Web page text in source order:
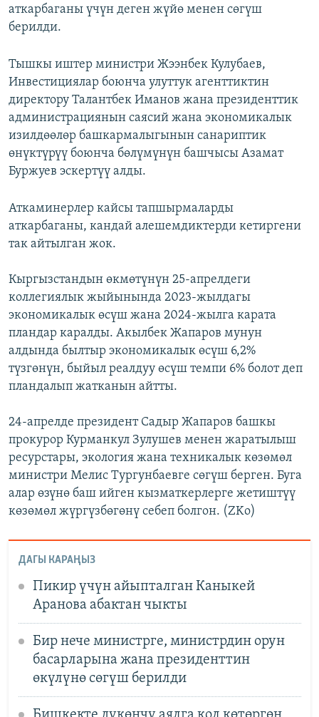
аткарбаганы үчүн деген жүйө менен сөгүш
берилди.
Тышкы иштер министри Жээнбек Кулубаев,
Инвестициялар боюнча улуттук агенттиктин
директору Талантбек Иманов жана президенттик
администрациянын саясий жана экономикалык
изилдөөлөр башкармалыгынын санариптик
өнүктүрүү боюнча бөлүмүнүн башчысы Азамат
Буржуев эскертүү алды.
Аткаминерлер кайсы тапшырмаларды
аткарбаганы, кандай алешемдиктерди кетиргени
так айтылган жок.
Кыргызстандын өкмөтүнүн 25-апрелдеги
коллегиялык жыйынында 2023-жылдагы
экономикалык өсүш жана 2024-жылга карата
пландар каралды. Акылбек Жапаров мунун
алдында былтыр экономикалык өсүш 6,2%
түзгөнүн, быйыл реалдуу өсүш темпи 6% болот деп
пландалып жатканын айтты.
24-апрелде президент Садыр Жапаров башкы
прокурор Курманкул Зулушев менен жаратылыш
ресурстары, экология жана техникалык көзөмөл
министри Мелис Тургунбаевге сөгүш берген. Буга
алар өзүнө баш ийген кызматкерлерге жетиштүү
көзөмөл жүргүзбөгөнү себеп болгон. (ZKo)
ДАГЫ КАРАҢЫЗ
Пикир үчүн айыпталган Каныкей
Аранова абактан чыкты
Бир нече министрге, министрдин орун
басарларына жана президенттин
өкүлүнө сөгүш берилди